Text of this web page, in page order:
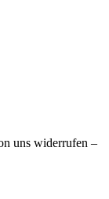
uns widerrufen –